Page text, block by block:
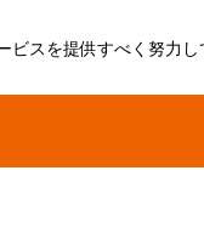
スを提供すべく努力